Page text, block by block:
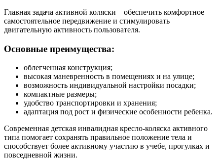
Главная задача активной коляски – обеспечить комфортное
самостоятельное передвижение и стимулировать
двигательную активность пользователя.
Основные преимущества:
облегченная конструкция;
высокая маневренность в помещениях и на улице;
возможность индивидуальной настройки посадки;
компактные размеры;
удобство транспортировки и хранения;
адаптация под рост и физические особенности ребенка.
Современная детская инвалидная кресло-коляска активного
типа помогает сохранять правильное положение тела и
способствует более активному участию в учебе, прогулках и
повседневной жизни.